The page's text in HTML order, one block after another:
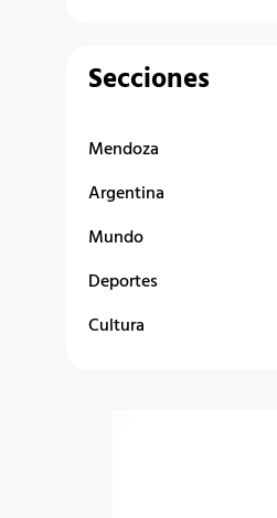
Secciones
Mendoza
Argentina
Mundo
Deportes
Cultura